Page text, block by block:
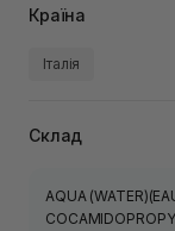
Країна
Італія
Склад
AQUA